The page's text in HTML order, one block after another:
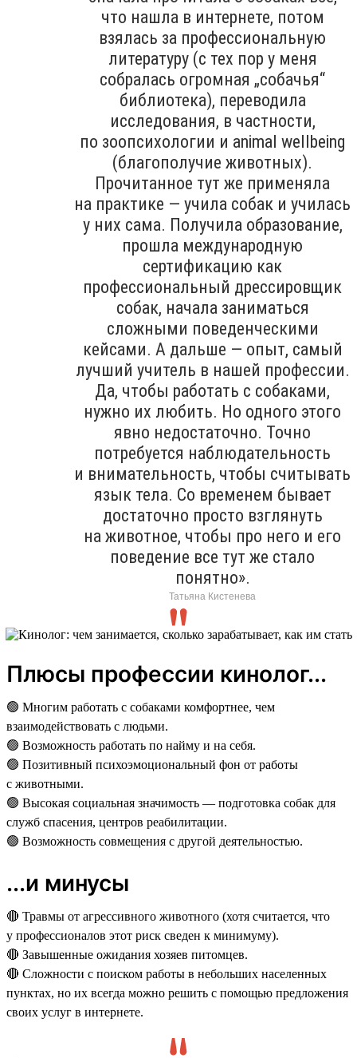
что нашла в интернете, потом
взялась за профессиональную
литературу (с тех пор у меня
собралась огромная „собачья“
библиотека), переводила
исследования, в частности,
по зоопсихологии и animal wellbeing
(благополучие животных).
Прочитанное тут же применяла
на практике — учила собак и училась
у них сама. Получила образование,
прошла международную
сертификацию как
профессиональный дрессировщик
собак, начала заниматься
сложными поведенческими
кейсами. А дальше — опыт, самый
лучший учитель в нашей профессии.
Да, чтобы работать с собаками,
нужно их любить. Но одного этого
явно недостаточно. Точно
потребуется наблюдательность
и внимательность, чтобы считывать
язык тела. Со временем бывает
достаточно просто взглянуть
на животное, чтобы про него и его
поведение все тут же стало
понятно».
Татьяна Кистенева
Плюсы профессии кинолог...
🟢 Многим работать с собаками комфортнее, чем
взаимодействовать с людьми.
🟢 Возможность работать по найму и на себя.
🟢 Позитивный психоэмоциональный фон от работы
с животными.
🟢 Высокая социальная значимость — подготовка собак для
служб спасения, центров реабилитации.
🟢 Возможность совмещения с другой деятельностью.
...и минусы
🔴 Травмы от агрессивного животного (хотя считается, что
у профессионалов этот риск сведен к минимуму).
🔴 Завышенные ожидания хозяев питомцев.
🔴 Сложности с поиском работы в небольших населенных
пунктах, но их всегда можно решить с помощью предложения
своих услуг в интернете.